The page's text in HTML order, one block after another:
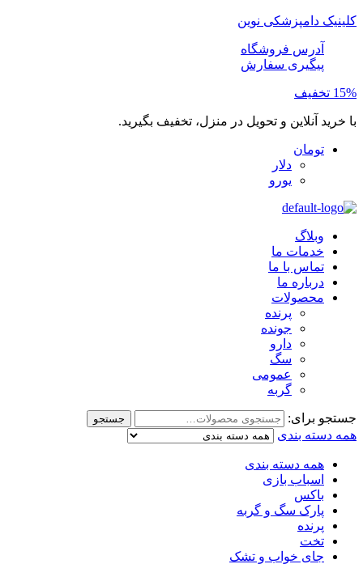
کلینیک دامپزشکی نوین
آدرس فروشگاه
پیگیری سفارش
15% تخفیف
با خرید آنلاین و تحویل در منزل، تخفیف بگیرید.
تومان
دلار
یورو
وبلاگ
خدمات ما
تماس با ما
درباره ما
محصولات
پرنده
جونده
دارو
سگ
عمومی
گربه
جستجو برای: جستجو
همه دسته بندی
همه دسته بندی
اسباب بازی
باکس
پارک سگ و گربه
پرنده
تخت
جای خواب و تشک